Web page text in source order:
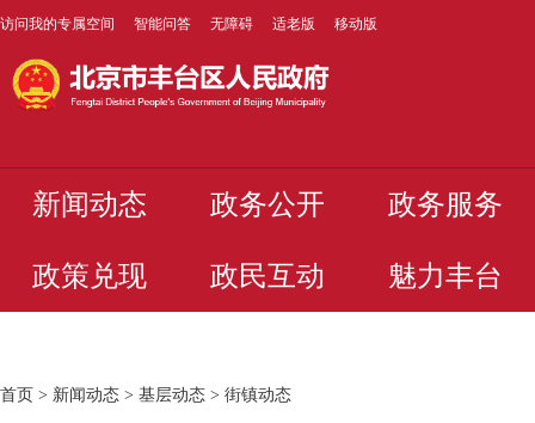
访问我的专属空间 智能问答 无障碍 适老版 移动版
新闻动态 政务公开 政务服务
政策兑现 政民互动 魅力丰台
首页 > 新闻动态 > 基层动态 > 街镇动态